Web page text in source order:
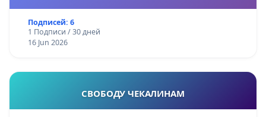
Подписей: 6
1 Подписи / 30 дней
16 Jun 2026
СВОБОДУ ЧЕКАЛИНАМ